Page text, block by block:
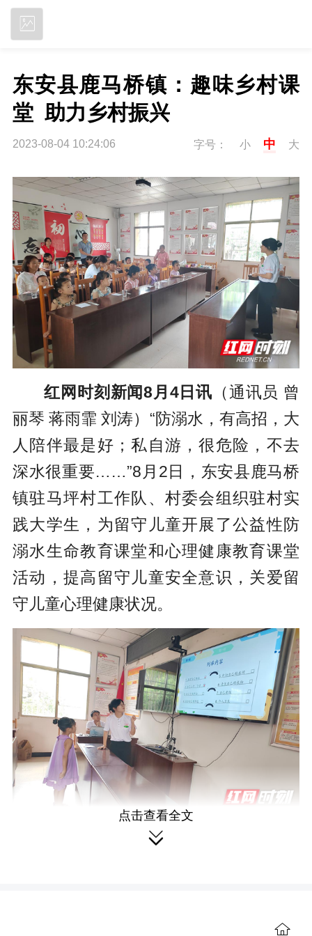
东安县鹿马桥镇：趣味乡村课
堂  助力乡村振兴
2023-08-04 10:24:06 字号： 小 中 大
红网时刻新闻8月4日讯 （通讯员 曾
丽琴 蒋雨霏 刘涛）“防溺水，有高招，大
人陪伴最是好；私自游，很危险，不去
深水很重要……”8月2日，东安县鹿马桥
镇驻马坪村工作队、村委会组织驻村实
践大学生，为留守儿童开展了公益性防
溺水生命教育课堂和心理健康教育课堂
活动，提高留守儿童安全意识，关爱留
守儿童心理健康状况。
活动中，驻村大学生用热身拍拍
有趣，课堂气氛活跃，全程引导孩子们
点击查看全文
